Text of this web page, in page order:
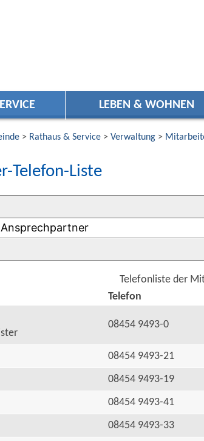
LEBEN & WOHNEN
> Rathaus & Service> Verwaltung>
Telefon-Liste
Telefonliste der
Telefon
08454 9493-0
08454 9493-21
08454 9493-19
08454 9493-41
08454 9493-33